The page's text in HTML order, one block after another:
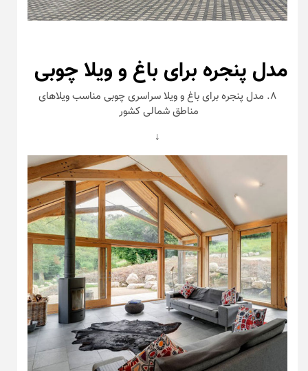
مدل پنجره برای باغ و ویلا چوبی
۸. مدل پنجره برای باغ و ویلا سراسری چوبی مناسب ویلاهای
مناطق شمالی کشور
↓